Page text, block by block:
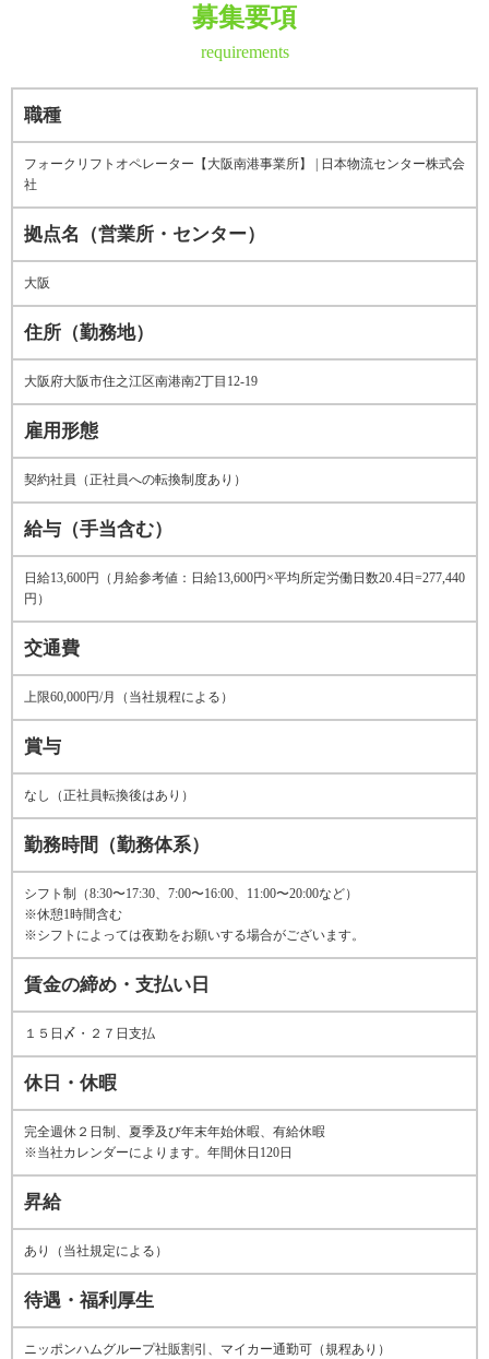
募集要項
requirements
職種
フォークリフトオペレーター【大阪南港事業所】 | 日本物流センター株式会
社
拠点名（営業所・センター）
大阪
住所（勤務地）
大阪府大阪市住之江区南港南2丁目12-19
雇用形態
契約社員（正社員への転換制度あり）
給与（手当含む）
日給13,600円（月給参考値：日給13,600円×平均所定労働日数20.4日=277,440
円）
交通費
上限60,000円/月（当社規程による）
賞与
なし（正社員転換後はあり）
勤務時間（勤務体系）
シフト制（8:30〜17:30、7:00〜16:00、11:00〜20:00など）
※休憩1時間含む
※シフトによっては夜勤をお願いする場合がございます。
賃金の締め・支払い日
１５日〆・２７日支払
休日・休暇
完全週休２日制、夏季及び年末年始休暇、有給休暇
※当社カレンダーによります。年間休日120日
昇給
あり（当社規定による）
待遇・福利厚生
ニッポンハムグループ社販割引、マイカー通勤可（規程あり）